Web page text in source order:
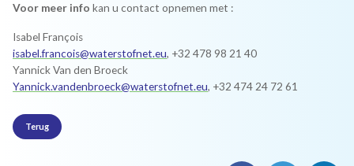
Voor meer info kan u contact opnemen met :
Isabel François
isabel.francois@waterstofnet.eu, +32 478 98 21 40
Yannick Van den Broeck
Yannick.vandenbroeck@waterstofnet.eu, +32 474 24 72 61
Terug